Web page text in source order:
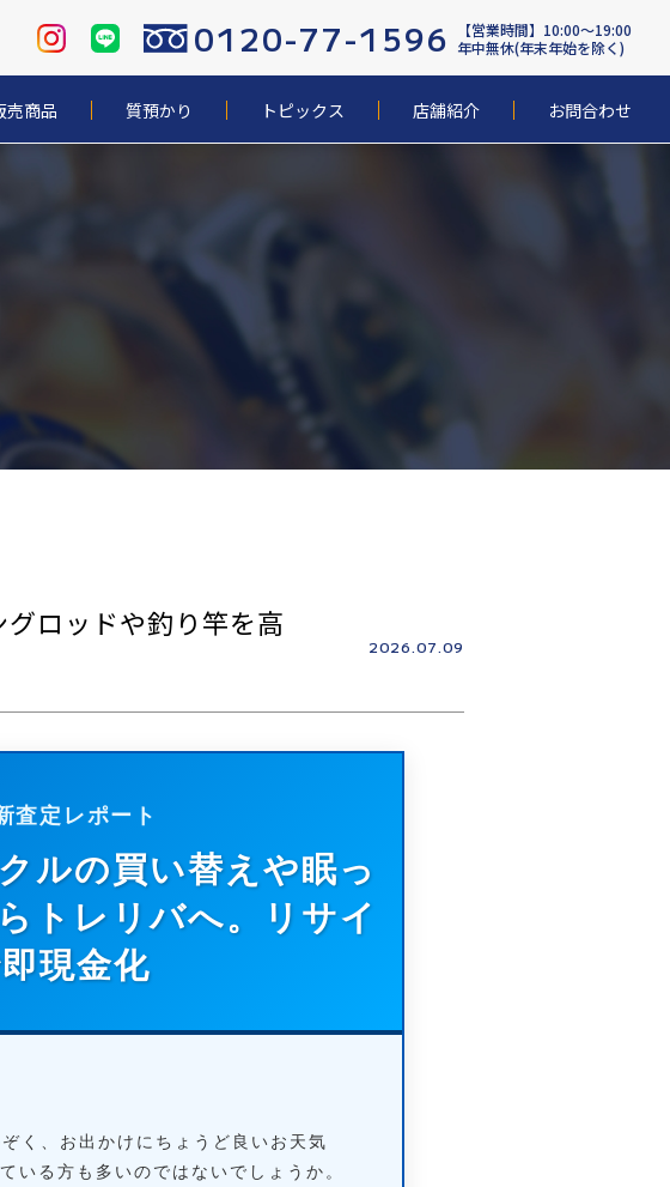
0120-77-1596
【営業時間】10:00〜19:00
年中無休(年末年始を除く)
売商品 質預かり トピックス 店舗紹介 お問合わせ
ロッドや釣り竿を高
2026.07.09
査定レポート
ルの買い替えや眠っ
トレリバへ。リサイ
現金化
く、お出かけにちょうど良いお天気
いる方も多いのではないでしょうか。